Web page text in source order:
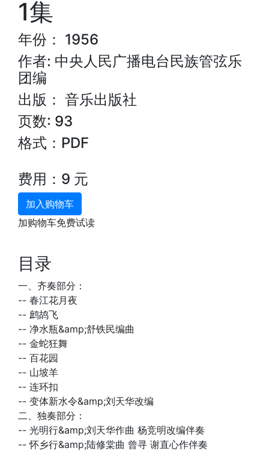
1集
年份： 1956
作者: 中央人民广播电台民族管弦乐
团编
出版： 音乐出版社
页数: 93
格式：PDF
费用：9 元
加入购物车
加购物车免费试读
目录
一、齐奏部分：
-- 春江花月夜
-- 鹧鸪飞
-- 净水瓶&amp;舒铁民编曲
-- 金蛇狂舞
-- 百花园
-- 山坡羊
-- 连环扣
-- 变体新水令&amp;刘天华改编
二、独奏部分：
-- 光明行&amp;刘天华作曲 杨竞明改编伴奏
-- 怀乡行&amp;陆修棠曲 曾寻 谢直心作伴奏